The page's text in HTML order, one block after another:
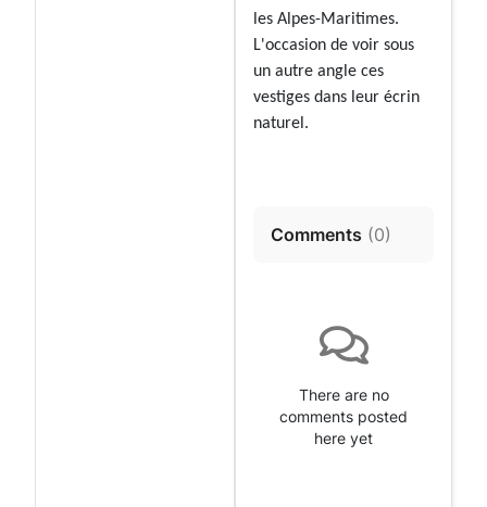
les Alpes-Maritimes.
L'occasion de voir sous
un autre angle ces
vestiges dans leur écrin
naturel.
Comments (0)
There are no
comments posted
here yet